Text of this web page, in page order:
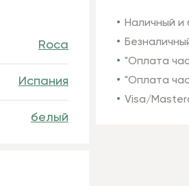
Наличный и
"Оплата
"Оплата
Visa/
Roca
Испания
белый